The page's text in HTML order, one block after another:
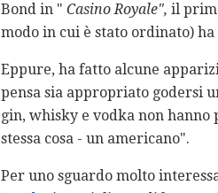
Bond in " Casino Royale", il
modo in cui è stato ordinato)
Eppure, ha fatto alcune
pensa sia appropriato godersi
gin, whisky e vodka non hanno
stessa cosa - un americano".
Per uno sguardo molto